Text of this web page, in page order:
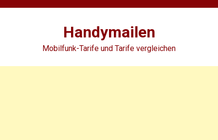
Handymailen
Mobilfunk-Tarife und Tarife vergleichen